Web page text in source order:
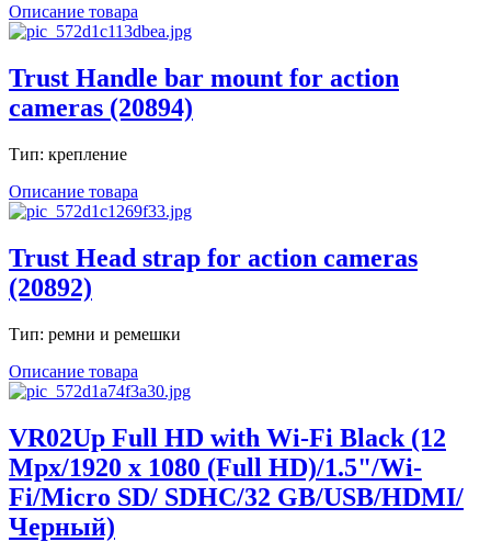
Описание товара
Trust Handle bar mount for action
cameras (20894)
Тип: крепление
Описание товара
Trust Head strap for action cameras
(20892)
Тип: ремни и ремешки
Описание товара
VR02Up Full HD with Wi-Fi Black (12
Mpx/1920 x 1080 (Full HD)/1.5"/Wi-
Fi/Micro SD/ SDHC/32 GB/USB/HDMI/
Черный)